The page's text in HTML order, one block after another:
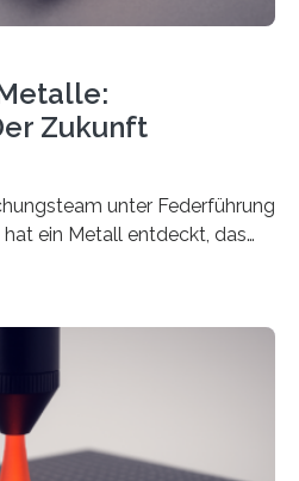
Zukunft
unter Federführung
ein Metall entdeckt, das
eine sogenannte zweite
und insbesondere für
von Interesse ist. Über ihre
Forschenden im Journal of
—What for?